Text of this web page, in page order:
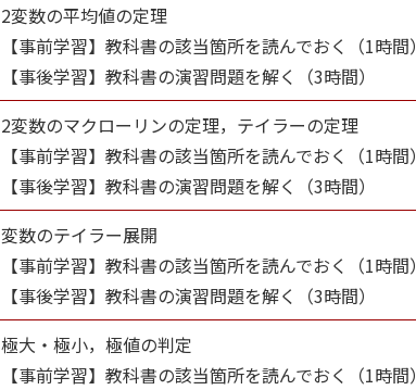
2変数の平均値の定理
【事前学習】教科書の該当箇所を読んでおく（1時間）
【事後学習】教科書の演習問題を解く（3時間）
2変数のマクローリンの定理，テイラーの定理
【事前学習】教科書の該当箇所を読んでおく（1時間）
【事後学習】教科書の演習問題を解く（3時間）
変数のテイラー展開
【事前学習】教科書の該当箇所を読んでおく（1時間）
【事後学習】教科書の演習問題を解く（3時間）
極大・極小，極値の判定
【事前学習】教科書の該当箇所を読んでおく（1時間）